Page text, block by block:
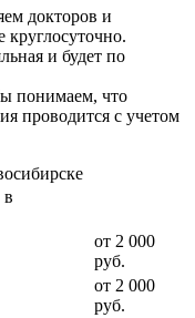
докторов и
и будет по
понимаем, что
проводится с учетом
от 2 000
руб.
от 2 000
руб.